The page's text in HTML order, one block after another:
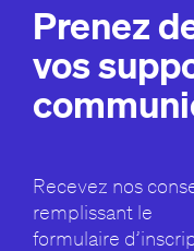
Prenez
vos
Recevez nos
remplissant le
formulaire